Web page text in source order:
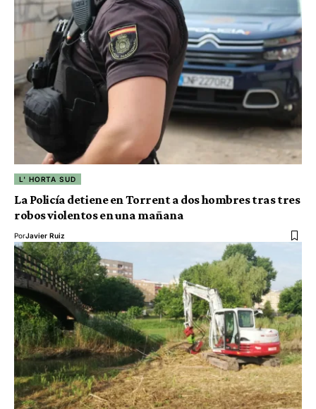
L' HORTA SUD
La Policía detiene en Torrent a dos hombres tras tres
robos violentos en una mañana
PorJavier Ruiz